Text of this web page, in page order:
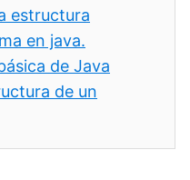
estructura
en java.
de Java
de un